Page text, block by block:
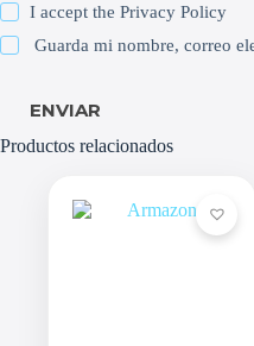
I accept thePrivacy Policy
Guarda mi nombre, correo
ENVIAR
Productos relacionados